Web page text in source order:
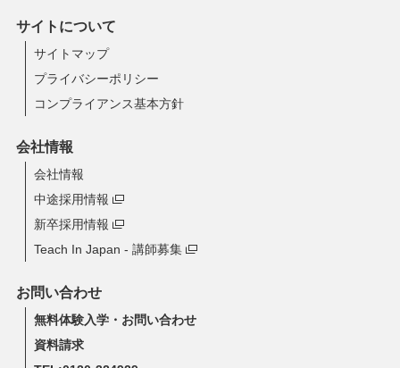
サイトについて
サイトマップ
プライバシーポリシー
コンプライアンス基本方針
会社情報
会社情報
中途採用情報
新卒採用情報
Teach In Japan - 講師募集
お問い合わせ
無料体験入学・お問い合わせ
資料請求